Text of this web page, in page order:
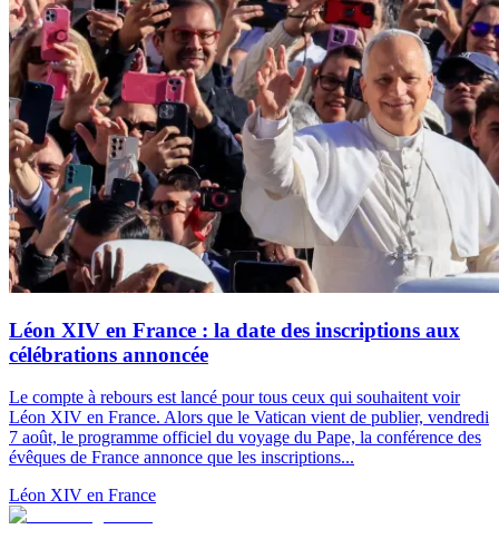
Léon XIV en France : la date des inscriptions aux
célébrations annoncée
Le compte à rebours est lancé pour tous ceux qui souhaitent voir
Léon XIV en France. Alors que le Vatican vient de publier, vendredi
7 août, le programme officiel du voyage du Pape, la conférence des
évêques de France annonce que les inscriptions...
Léon XIV en France